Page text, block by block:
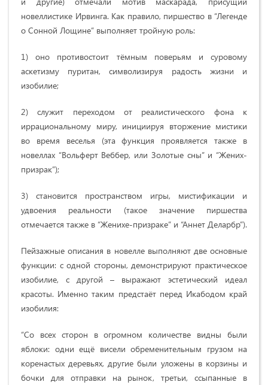
новеллистике Ирвинга. Как правило, пиршество в “Легенде
о Сонной Лощине” выполняет тройную роль:
1) оно противостоит тёмным поверьям и суровому
аскетизму пуритан, символизируя радость жизни и
изобилие;
2) служит переходом от реалистического фона к
иррациональному миру, инициируя вторжение мистики
во время веселья (эта функция проявляется также в
новеллах “Вольферт Веббер, или Золотые сны” и “Жених-
призрак”);
3) становится пространством игры, мистификации и
удвоения реальности (такое значение пиршества
отмечается также в “Женихе-призраке” и “Аннет Деларбр”).
Пейзажные описания в новелле выполняют две основные
функции: с одной стороны, демонстрируют практическое
изобилие, с другой – выражают эстетический идеал
красоты. Именно таким предстаёт перед Икабодом край
изобилия:
“Со всех сторон в огромном количестве видны были
яблоки: одни ещё висели обременительным грузом на
коренастых деревьях, другие были уложены в корзины и
бочки для отправки на рынок, третьи, ссыпанные в